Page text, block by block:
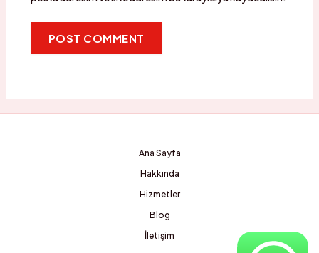
Ana Sayfa
Hakkında
Hizmetler
Blog
İletişim